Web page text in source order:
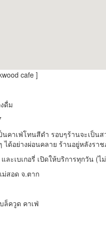
cafe ]
ดื่ม
คาเฟ่โทนสีดำ รอบๆร้านจะเป็น
ได้อย่างผ่อนคลาย ร้านอยู่หลังรา
ละเบเกอรี่ เปิดให้บริการทุกวัน (
สอด จ.ตาก
ล็ควูด คาเฟ่